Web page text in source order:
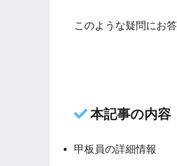
このような疑問にお答
本記事の内容
甲板員の詳細情報